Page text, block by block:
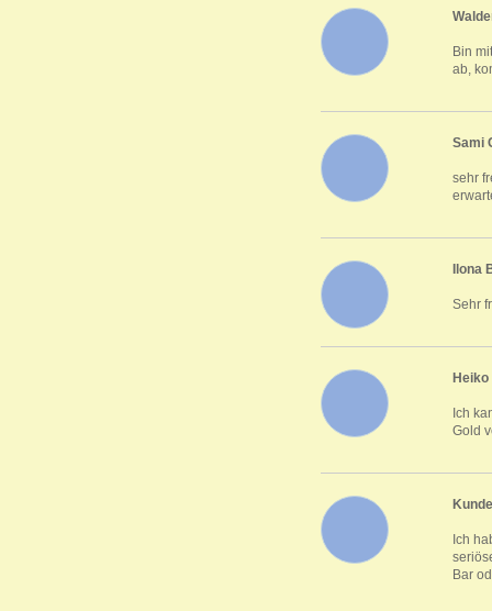
Bin
ab,
Sami
sehr
Ilona
Sehr
Heiko
Ich
Gold
Ich
Bar